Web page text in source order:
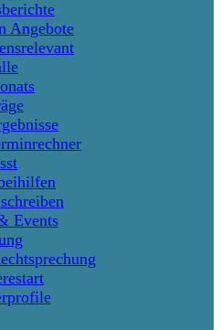
Angebote
Events